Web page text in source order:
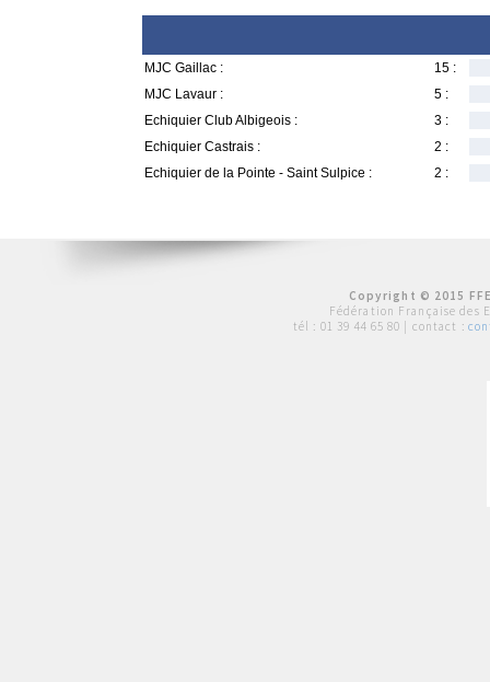
MJC Gaillac :
15 :
MJC Lavaur :
5 :
Echiquier Club Albigeois :
3 :
Echiquier Castrais :
2 :
Echiquier de la Pointe - Saint Sulpice :
2 :
Copyright © 2015
Fédération Française des
tél : 01 39 44 65 80 | contact :